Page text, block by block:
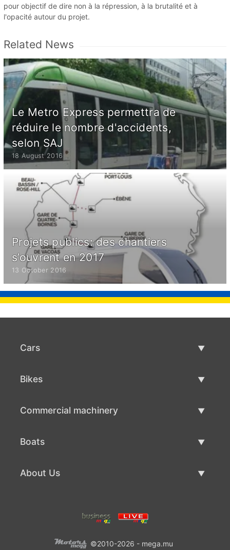
pour objectif de dire non à la répression, à la brutalité et à
l'opacité autour du projet.
Related News
Le Metro Express permettra de
réduire le nombre d'accidents,
selon SAJ
18 August 2016
Projets publics: des chantiers
s’ouvrent en 2017
13 October 2016
Cars
Bikes
Commercial machinery
Boats
About Us
Terms Of Use ©2010-2026 - mega.mu